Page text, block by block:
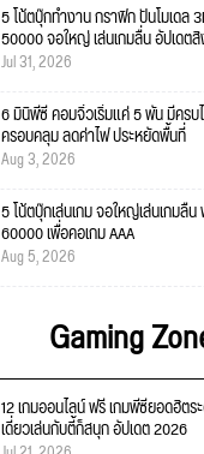
5 โน้ตบุ๊กทำงาน กราฟิก ปั้นโมเดล
50000 จอใหญ่ เล่นเกมลื่น อัปเดต
Jul 31, 2026
6 มินิพีซี คอมจิ๋วเริ่มแค่ 5 พัน มีครบ
ครอบคลุม ลดค่าไฟ ประหยัดพื้นที่
Aug 3, 2026
5 โน้ตบุ๊กเล่นเกม จอใหญ่เล่นเกมลื่
60000 เพื่อคอเกม AAA
Aug 5, 2026
Gaming
12 เกมออนไลน์ ฟรี เกมพีซียอดฮิต
เดี่ยวเล่นกับตี้ก็สนุก อัปเดต 2026